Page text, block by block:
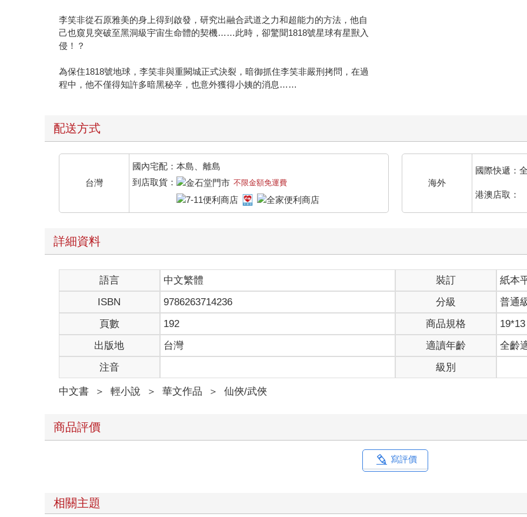
李笑非從石原雅美的身上得到啟發，研究出融合武道之力和超能力的方法，他自
己也窺見突破至黑洞級宇宙生命體的契機……此時，卻驚聞1818號星球有星獸入
侵！？
為保住1818號地球，李笑非與重闕城正式決裂，暗御抓住李笑非嚴刑拷問，在過
程中，他不僅得知許多暗黑秘辛，也意外獲得小姨的消息……
配送方式
台灣
國內宅配：本島、離島
到店取貨：
不限金額免運費 海外
國際快遞：
港澳店取：
詳細資料
語言 中文繁體 裝訂
紙本
ISBN
9786263714236 分級
普通
頁數
192 商品規格
19*13
出版地
台灣 適讀年齡
全齡
注音
級別
中文書 ＞ 輕小說 ＞ 華文作品 ＞ 仙俠/武俠
商品評價
寫評價
相關主題